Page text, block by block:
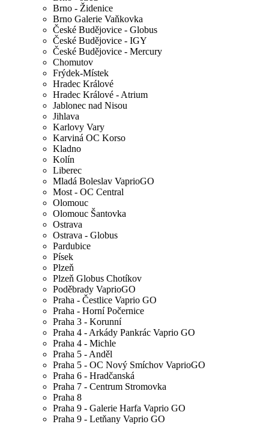
Brno - Židenice
Brno Galerie Vaňkovka
České Budějovice - Globus
České Budějovice - IGY
České Budějovice - Mercury
Chomutov
Frýdek-Místek
Hradec Králové
Hradec Králové - Atrium
Jablonec nad Nisou
Jihlava
Karlovy Vary
Karviná OC Korso
Kladno
Kolín
Liberec
Mladá Boleslav VaprioGO
Most - OC Central
Olomouc
Olomouc Šantovka
Ostrava
Ostrava - Globus
Pardubice
Písek
Plzeň
Plzeň Globus Chotíkov
Poděbrady VaprioGO
Praha - Čestlice Vaprio GO
Praha - Horní Počernice
Praha 3 - Korunní
Praha 4 - Arkády Pankrác Vaprio GO
Praha 4 - Michle
Praha 5 - Anděl
Praha 5 - OC Nový Smíchov VaprioGO
Praha 6 - Hradčanská
Praha 7 - Centrum Stromovka
Praha 8
Praha 9 - Galerie Harfa Vaprio GO
Praha 9 - Letňany Vaprio GO